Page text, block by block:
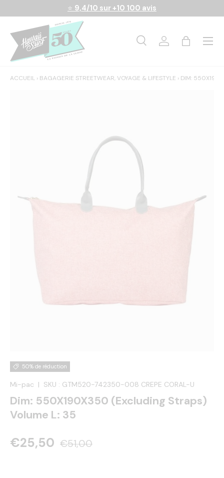
Aller au contenu
⭐ 9,4/10 sur +10 100 avis
Rechercher
RechercheSe connecter
Panier
Menu
ACCUEIL › BAGAGERIE STREETWEAR, VOYAGE & LIFESTYLE › DIM:
50% de réduction
Mi-pac | SKU : GTM520-742350-008 CREPE CORAL-U
Dim: 550X190X350 (Excluding Straps)
Volume L: 35
€25,50 €51,00